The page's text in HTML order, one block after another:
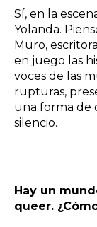
Sí, en la
Yolanda.
Muro,
en juego las
voces de las
rupturas,
una forma de
silencio.
Hay un
queer.